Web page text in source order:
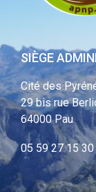
SIÈGE
Cité des
29 bis rue
64000 Pau
05 59 27 15 30